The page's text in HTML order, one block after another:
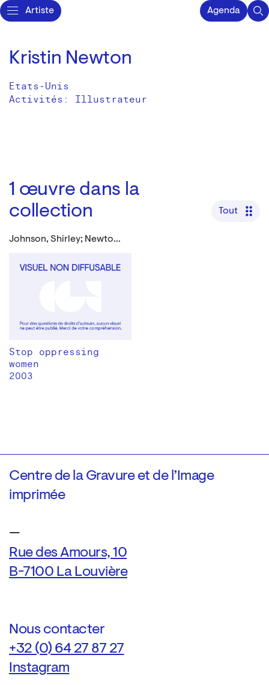
Artiste Agenda
Kristin Newton
Etats-Unis
Activités: Illustrateur
1 œuvre dans la
collection
Tout
Johnson, Shirley; Newton , Kristin
Stop oppressing
women
2003
Centre de la Gravure et de l’Image
imprimée
—
Rue des Amours, 10
B-7100 La Louvière
Nous contacter
+32 (0) 64 27 87 27
Instagram